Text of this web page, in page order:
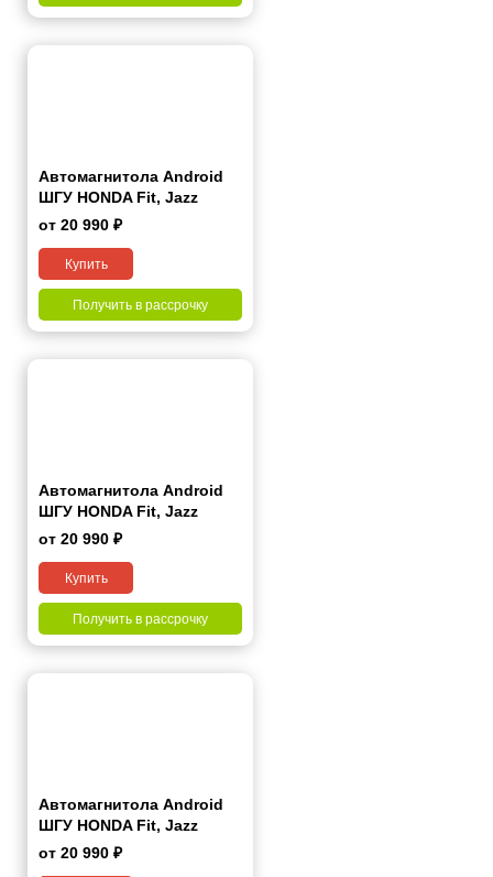
Автомагнитола Android
ШГУ HONDA Fit, Jazz
2013+ (Right wheel) 10"
от 20 990 ₽
Купить
Получить в рассрочку
Автомагнитола Android
ШГУ HONDA Fit, Jazz
2008-2013 (Right wheel)
от 20 990 ₽
Купить
Получить в рассрочку
Автомагнитола Android
ШГУ HONDA Fit, Jazz
2008-2013 (Left wheel) 10"
от 20 990 ₽